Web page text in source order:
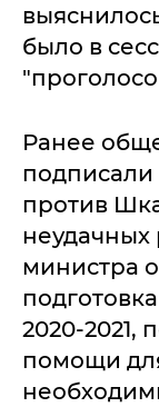
было в
Ранее
против
неудачных
министра
2020-2021,
помощи